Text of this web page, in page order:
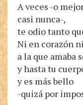
A veces -o
casi nunca-,
te odio tanto
Ni en corazón
a la que amaba
y hasta tu
y es más bello
-quizá por